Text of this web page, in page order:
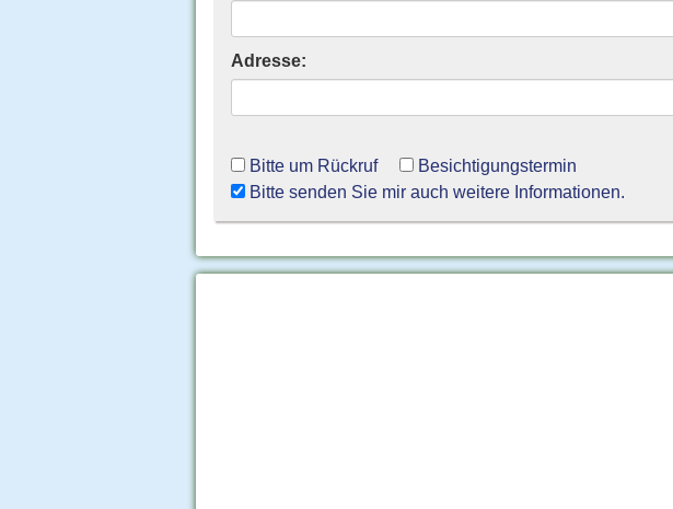
Adresse:
Bitte um Rückruf
Besichtigungstermin
Bitte senden Sie mir auch weitere Informationen.